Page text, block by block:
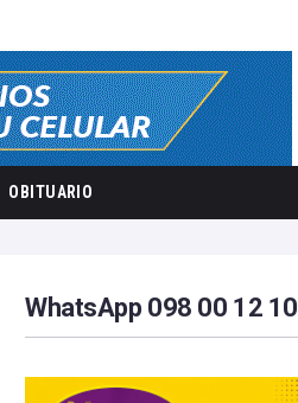
OBITUARIO
WhatsApp 098 00 12 10